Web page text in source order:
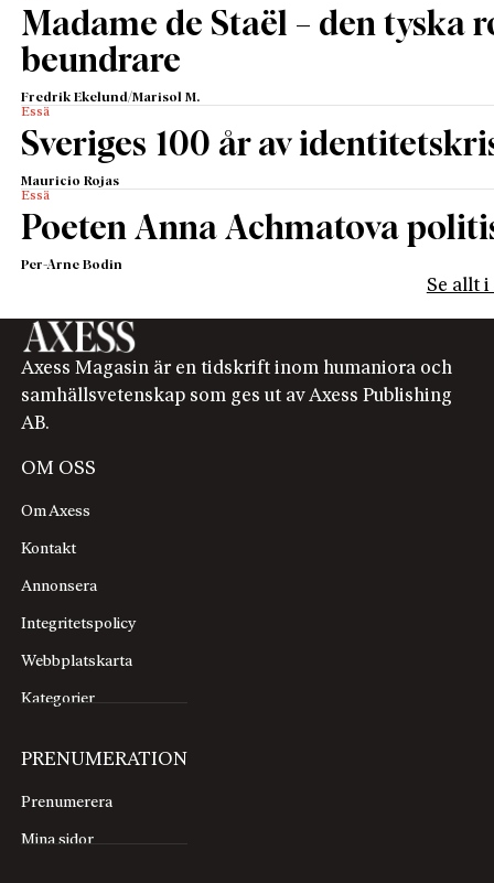
Madame de Staël – den tyska
beundrare
Fredrik Ekelund/Marisol M.
Essä
Sveriges 100 år av
Mauricio Rojas
Essä
Poeten Anna Achmatova
Per-Arne Bodin
Se allt i
Axess Magasin är en tidskrift inom humaniora och
samhällsvetenskap som ges ut av Axess Publishing
AB.
OM OSS
Om Axess
Kontakt
Annonsera
Integritetspolicy
Webbplatskarta
Kategorier
PRENUMERATION
Prenumerera
Mina sidor